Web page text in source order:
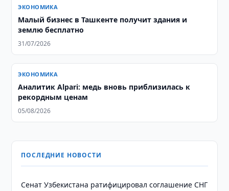
ЭКОНОМИКА
Малый бизнес в Ташкенте получит здания и
землю бесплатно
31/07/2026
ЭКОНОМИКА
Аналитик Alpari: медь вновь приблизилась к
рекордным ценам
05/08/2026
ПОСЛЕДНИЕ НОВОСТИ
Сенат Узбекистана ратифицировал соглашение СНГ